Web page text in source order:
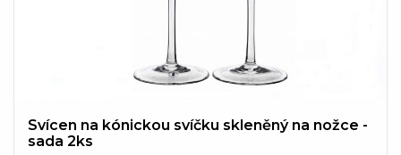
Svícen na kónickou svíčku skleněný na nožce -
sada 2ks